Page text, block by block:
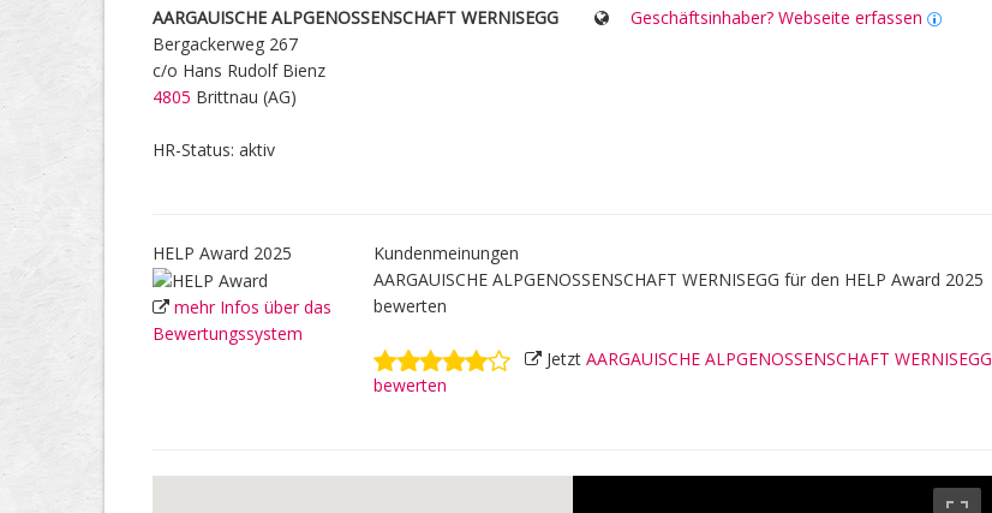
AARGAUISCHE ALPGENOSSENSCHAFT WERNISEGG
Bergackerweg 267
c/o Hans Rudolf Bienz
4805 Brittnau (AG)
HR-Status: aktiv
Geschäftsinhaber? Webseite erfassen
HELP Award 2025
mehr Infos über das
Bewertungssystem
Kundenmeinungen
AARGAUISCHE ALPGENOSSENSCHAFT WERNISEGG für den HELP Award 2025
bewerten
Jetzt AARGAUISCHE ALPGENOSSENSCHAFT WERNISEGG
bewerten